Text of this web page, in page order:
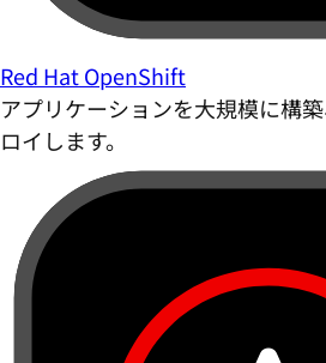
Red Hat OpenShift
アプリケーションを大規模に構
ロイします。